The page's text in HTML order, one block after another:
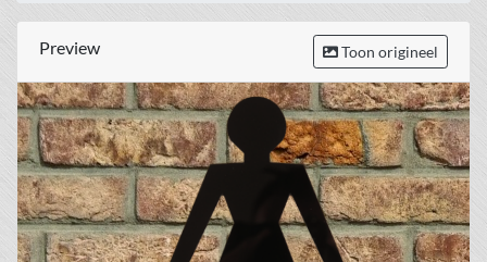
Preview Toon origineel